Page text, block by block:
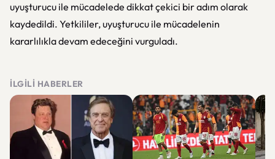
uyuşturucu ile mücadelede dikkat çekici bir adım olarak
kaydedildi. Yetkililer, uyuşturucu ile mücadelenin
kararlılıkla devam edeceğini vurguladı.
İLGILI HABERLER